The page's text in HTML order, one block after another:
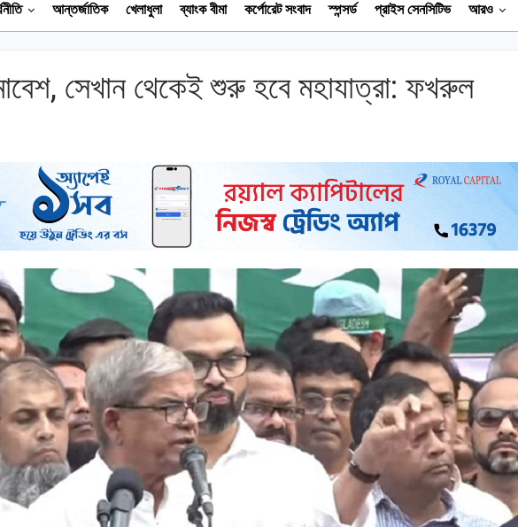
আন্তর্জাতিক খেলাধুলা ব্যাংক বীমা কর্পোরেট সংবাদ স্পন্সর্ড প্রাইস সেনসিটিভ আরও
সেখান থেকেই শুরু হবে মহাযাত্রা: ফখরুল